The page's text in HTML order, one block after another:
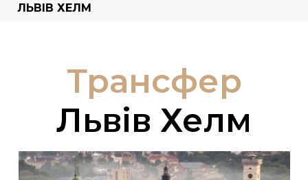
ЛЬВІВ ХЕЛМ
Трансфер
Львів Хелм